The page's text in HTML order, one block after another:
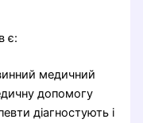
є:
медичний
допомогу
діагностують і